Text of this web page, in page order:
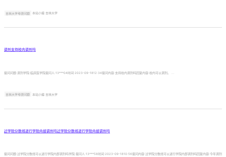
吉林大学考研问题 本站小编 吉林大学
调剂支持校内调剂吗
提问问题:调剂学院:临床医学院提问人:13***04时间:2023-09-1812:34提问内容:支持校内调剂吗回复内容:校内可以调剂。 ...
吉林大学考研问题 本站小编 吉林大学
过学院分数线进行学院内部调剂吗过学院分数线进行学院内部调剂吗
提问问题:过学院分数线可以进行学院内部调剂吗学院:提问人:13***58时间:2023-09-1810:56提问内容:过学院分数线可以进行学院内部调剂吗回复内容:今年调剂